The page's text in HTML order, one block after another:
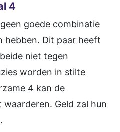
4
goede combinatie
hebben. Dit paar heeft
niet tegen
worden in stilte
4 kan de
Geld zal hun